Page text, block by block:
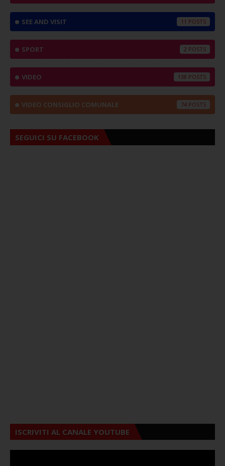
SEE AND VISIT 11
SPORT 2
VIDEO 138
VIDEO CONSIGLIO COMUNALE 74
SEGUICI SU FACEBOOK
ISCRIVITI AL CANALE YOUTUBE